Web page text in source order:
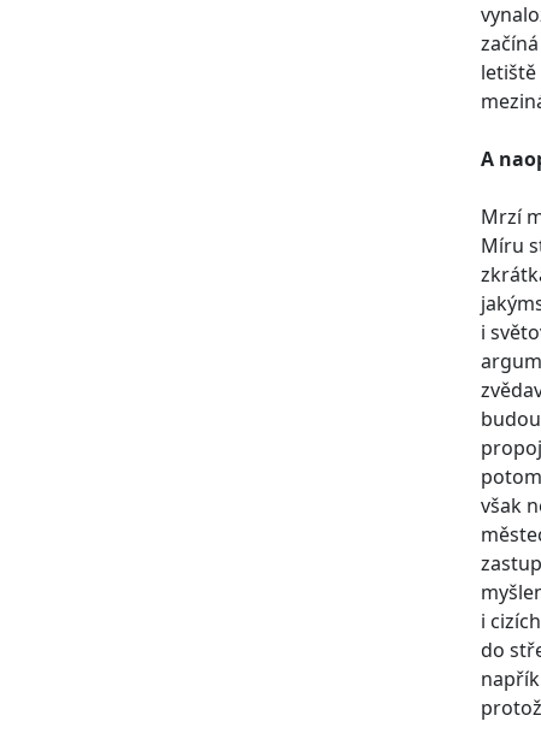
letiště
A
Mrzí
Míru
i
však
i
do